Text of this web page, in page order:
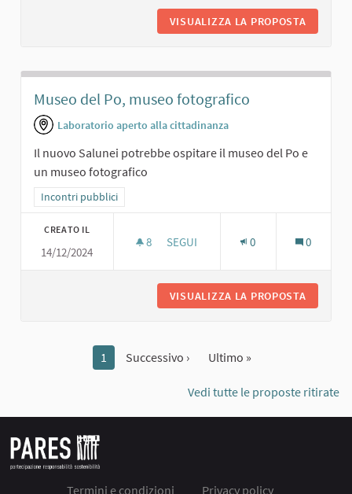
VISUALIZZA LA PROPOSTA
Museo del Po, museo fotografico
Laboratorio aperto alla cittadinanza
Il nuovo Salunei potrebbe ospitare il museo del Po e
un museo fotografico
Filtra i risultati per categoria: Incontri pubblici
Incontri pubblici
CREATO IL
14/12/2024
8 8 SOSTENITORI
SEGUI 0 0
VISUALIZZA LA PROPOSTA
1 Successivo › Ultimo »
Vedi tutte le proposte ritirate
Termini e condizioni Privacy policy